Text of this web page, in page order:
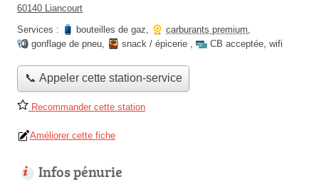
60140 Liancourt
Services :
bouteilles de gaz, carburants premium,
gonflage de pneu, snack / épicerie , CB acceptée, wifi
📞 Appeler cette station-service
Recommander cette station
Améliorer cette fiche
Infos pénurie
Disponible